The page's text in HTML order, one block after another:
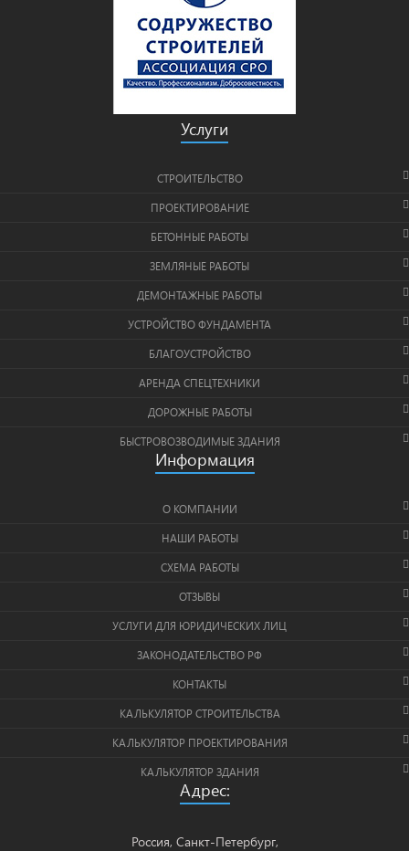
Услуги
СТРОИТЕЛЬСТВО
ПРОЕКТИРОВАНИЕ
БЕТОННЫЕ РАБОТЫ
ЗЕМЛЯНЫЕ РАБОТЫ
ДЕМОНТАЖНЫЕ РАБОТЫ
УСТРОЙСТВО ФУНДАМЕНТА
БЛАГОУСТРОЙСТВО
АРЕНДА СПЕЦТЕХНИКИ
ДОРОЖНЫЕ РАБОТЫ
БЫСТРОВОЗВОДИМЫЕ ЗДАНИЯ
Информация
О КОМПАНИИ
НАШИ РАБОТЫ
СХЕМА РАБОТЫ
ОТЗЫВЫ
УСЛУГИ ДЛЯ ЮРИДИЧЕСКИХ ЛИЦ
ЗАКОНОДАТЕЛЬСТВО РФ
КОНТАКТЫ
КАЛЬКУЛЯТОР СТРОИТЕЛЬСТВА
КАЛЬКУЛЯТОР ПРОЕКТИРОВАНИЯ
КАЛЬКУЛЯТОР ЗДАНИЯ
Адрес:
Россия, Санкт-Петербург,